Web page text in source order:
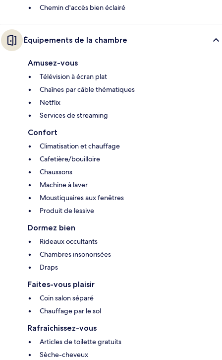
Chemin d'accès bien éclairé
Équipements de la chambre
Amusez-vous
Télévision à écran plat
Chaînes par câble thématiques
Netflix
Services de streaming
Confort
Climatisation et chauffage
Cafetière/bouilloire
Chaussons
Machine à laver
Moustiquaires aux fenêtres
Produit de lessive
Dormez bien
Rideaux occultants
Chambres insonorisées
Draps
Faites-vous plaisir
Coin salon séparé
Chauffage par le sol
Rafraîchissez-vous
Articles de toilette gratuits
Sèche-cheveux